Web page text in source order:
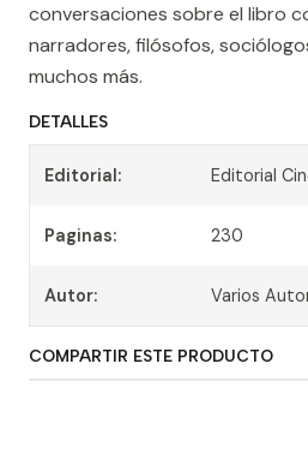
conversaciones sobre el libro
narradores, filósofos,
muchos más.
DETALLES
Editorial: Editorial
Paginas: 230
Autor: Varios
COMPARTIR ESTE PRODUCTO